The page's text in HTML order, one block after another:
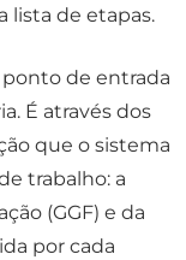
lista de etapas.
de entrada
É através dos
que o sistema
trabalho: a
(GGF) e da
por cada